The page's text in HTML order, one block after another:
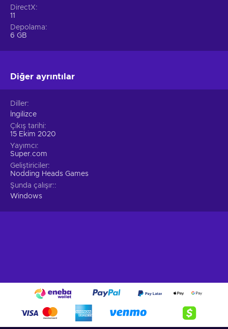
DirectX
11
Depolama
6 GB
Diğer ayrıntılar
Diller
İngilizce
Çıkış tarihi
15 Ekim 2020
Yayımcı
Super.com
Geliştiriciler
Nodding Heads Games
Şunda çalışır:
Windows